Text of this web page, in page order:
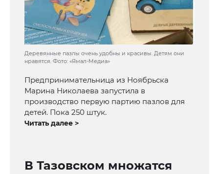
Деревянные пазлы очень удобны и красивы. Детям они
нравятся. Фото: «Ямал-Медиа»
Предпринимательница из Ноябрьска
Марина Николаева запустила в
производство первую партию пазлов для
детей. Пока 250 штук.
Читать далее >
В Тазовском множатся